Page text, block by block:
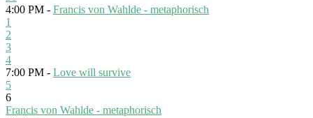
4:00 PM - Francis von Wahlde - metaphorisch
1
2
3
4
7:00 PM - Love will survive
5
6
Francis von Wahlde - metaphorisch